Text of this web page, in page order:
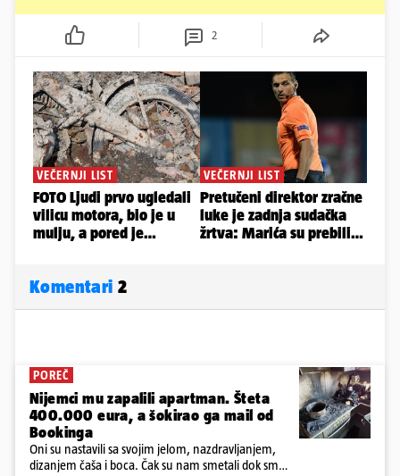
2
Komentari 2
POREČ
Nijemci mu zapalili apartman. Šteta
400.000 eura, a šokirao ga mail od
Bookinga
Oni su nastavili sa svojim jelom, nazdravljanjem,
dizanjem čaša i boca. Čak su nam smetali dok smo